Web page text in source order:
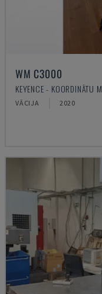
WM C3000
KEYENCE - KOORDINĀTU
VĀCIJA 2020